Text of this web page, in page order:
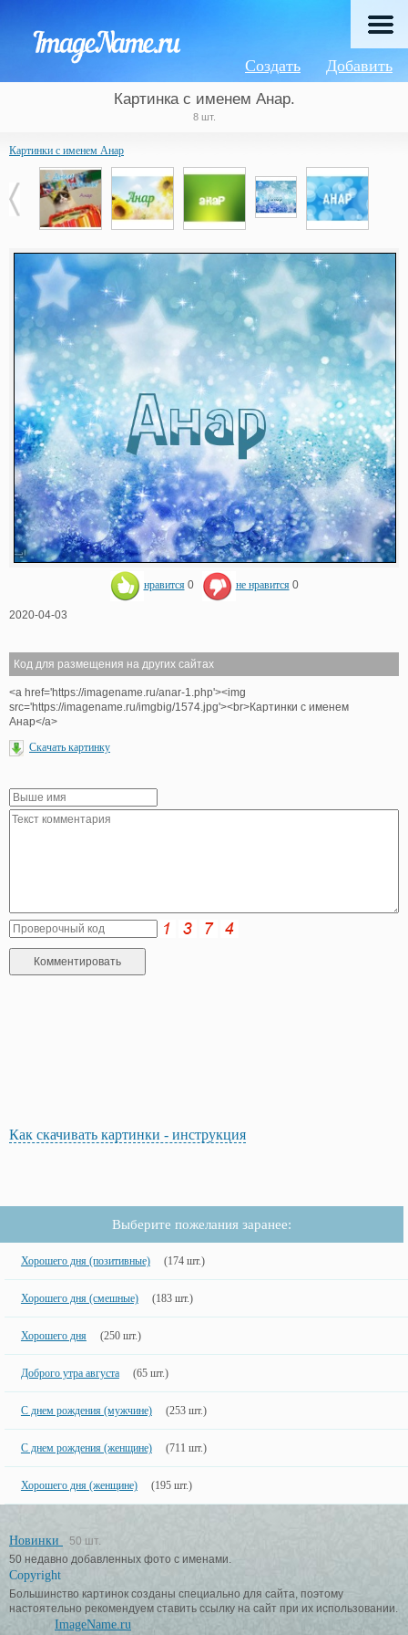
Добавить
Создать
Картинка с именем Анар.
8 шт.
Картинки с именем Анар
нравится 0 не нравится 0
2020-04-03
Код для размещения на других сайтах
<a href='https://imagename.ru/anar-1.php'><img
src='https://imagename.ru/imgbig/1574.jpg'><br>Картинки с именем
Анар</a>
Скачать картинку
Как скачивать картинки - инструкция
Выберите пожелания заранее:
Хорошего дня (позитивные) (174 шт.)
Хорошего дня (смешные) (183 шт.)
Хорошего дня (250 шт.)
Доброго утра августа (65 шт.)
С днем рождения (мужчине) (253 шт.)
С днем рождения (женщине) (711 шт.)
Хорошего дня (женщине) (195 шт.)
Новинки
50 шт.
50 недавно добавленных фото с именами.
Copyright
Большинство картинок созданы специально для сайта, поэтому
настоятельно рекомендуем ставить ссылку на сайт при их использовании.
ImageName.ru